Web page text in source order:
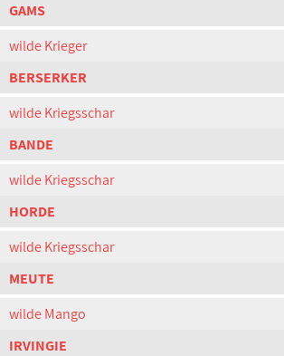
GAMS
wilde Krieger
BERSERKER
wilde Kriegsschar
BANDE
wilde Kriegsschar
HORDE
wilde Kriegsschar
MEUTE
wilde Mango
IRVINGIE